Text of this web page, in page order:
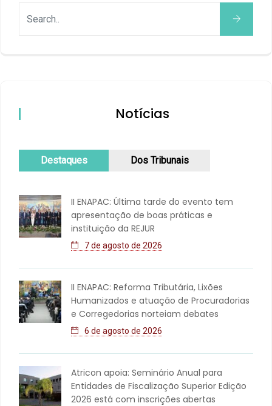
Notícias
Destaques Dos Tribunais
II ENAPAC: Última tarde do evento tem
apresentação de boas práticas e
instituição da REJUR
7 de agosto de 2026
II ENAPAC: Reforma Tributária, Lixões
Humanizados e atuação de Procuradorias
e Corregedorias norteiam debates
6 de agosto de 2026
Atricon apoia: Seminário Anual para
Entidades de Fiscalização Superior Edição
2026 está com inscrições abertas